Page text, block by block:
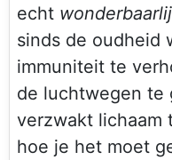
echt
sinds de oudheid
immuniteit te
de luchtwegen te
verzwakt lichaam
hoe je het moet